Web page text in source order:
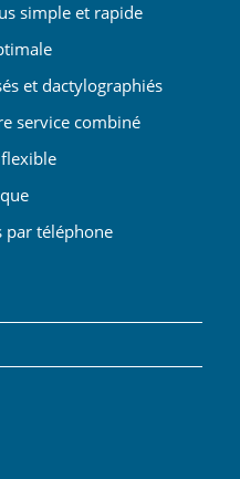
simple et rapide
et dactylographiés
service combiné
par téléphone